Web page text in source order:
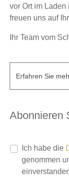
vor Ort im
freuen uns auf
Ihr Team vom
Erfahren Sie
Abonnieren
Ich habe die
genommen